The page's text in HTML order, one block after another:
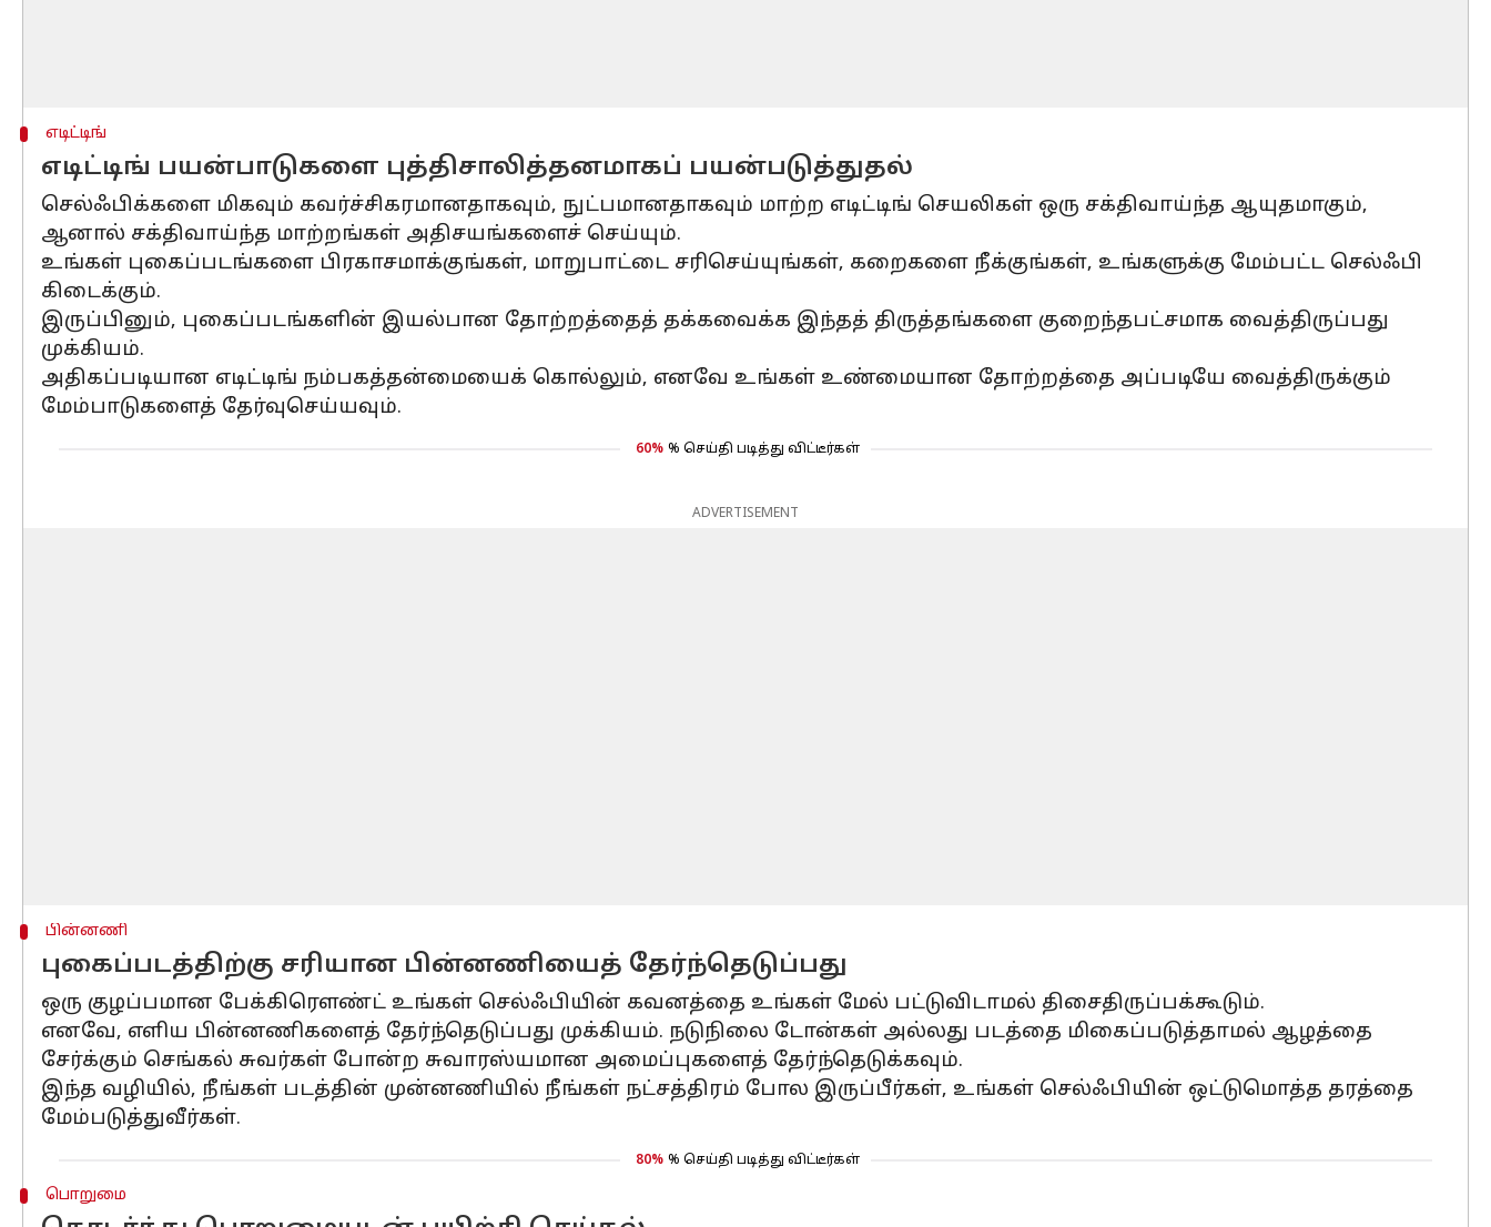
எடிட்டிங்
எடிட்டிங் பயன்பாடுகளை புத்திசாலித்தனமாகப் பயன்படுத்துதல்
செல்ஃபிக்களை மிகவும் கவர்ச்சிகரமானதாகவும், நுட்பமானதாகவும் மாற்ற எடிட்டிங் செயலிகள் ஒரு சக்திவாய்ந்த ஆயுதமாகும்,
ஆனால் சக்திவாய்ந்த மாற்றங்கள் அதிசயங்களைச் செய்யும்.
உங்கள் புகைப்படங்களை பிரகாசமாக்குங்கள், மாறுபாட்டை சரிசெய்யுங்கள், கறைகளை நீக்குங்கள், உங்களுக்கு மேம்பட்ட செல்ஃபி
கிடைக்கும்.
இருப்பினும், புகைப்படங்களின் இயல்பான தோற்றத்தைத் தக்கவைக்க இந்தத் திருத்தங்களை குறைந்தபட்சமாக வைத்திருப்பது
முக்கியம்.
அதிகப்படியான எடிட்டிங் நம்பகத்தன்மையைக் கொல்லும், எனவே உங்கள் உண்மையான தோற்றத்தை அப்படியே வைத்திருக்கும்
மேம்பாடுகளைத் தேர்வுசெய்யவும்.
60% % செய்தி படித்து விட்டீர்கள்
ADVERTISEMENT
பின்னணி
புகைப்படத்திற்கு சரியான பின்னணியைத் தேர்ந்தெடுப்பது
ஒரு குழப்பமான பேக்கிரௌண்ட் உங்கள் செல்ஃபியின் கவனத்தை உங்கள் மேல் பட்டுவிடாமல் திசைதிருப்பக்கூடும்.
எனவே, எளிய பின்னணிகளைத் தேர்ந்தெடுப்பது முக்கியம். நடுநிலை டோன்கள் அல்லது படத்தை மிகைப்படுத்தாமல் ஆழத்தை
சேர்க்கும் செங்கல் சுவர்கள் போன்ற சுவாரஸ்யமான அமைப்புகளைத் தேர்ந்தெடுக்கவும்.
இந்த வழியில், நீங்கள் படத்தின் முன்னணியில் நீங்கள் நட்சத்திரம் போல இருப்பீர்கள், உங்கள் செல்ஃபியின் ஒட்டுமொத்த தரத்தை
மேம்படுத்துவீர்கள்.
80% % செய்தி படித்து விட்டீர்கள்
பொறுமை